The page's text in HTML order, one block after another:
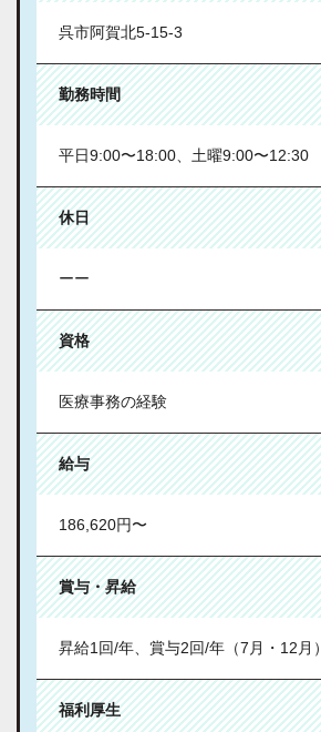
呉市阿賀北5-15-3
勤務時間
平日9:00〜18:00、土曜9:00〜12:30
休日
ーー
資格
医療事務の経験
給与
186,620円〜
賞与・昇給
昇給1回/年、賞与2回/年（7月・12月）
福利厚生